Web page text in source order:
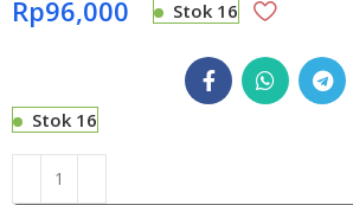
Rp96,000 Stok 16
Stok 16